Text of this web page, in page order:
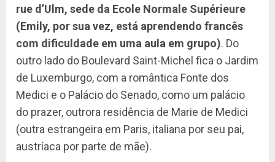
rue d’Ulm, sede da Ecole Normale Supérieure
(Emily, por sua vez, está aprendendo francês
com dificuldade em uma aula em grupo). Do
outro lado do Boulevard Saint-Michel fica o Jardim
de Luxemburgo, com a romântica Fonte dos
Medici e o Palácio do Senado, como um palácio
do prazer, outrora residência de Marie de Medici
(outra estrangeira em Paris, italiana por seu pai,
austríaca por parte de mãe).